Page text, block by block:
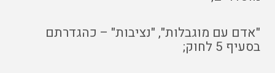
"אדם עם מוגבלות", "נציבות" – כהגדרתם
בסעיף 5 לחוק;